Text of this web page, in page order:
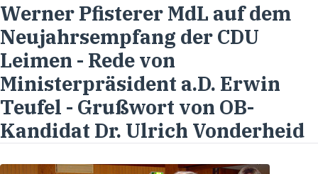
Werner Pfisterer MdL auf dem
Neujahrsempfang der CDU
Leimen - Rede von
Ministerpräsident a.D. Erwin
Teufel - Grußwort von OB-
Kandidat Dr. Ulrich Vonderheid